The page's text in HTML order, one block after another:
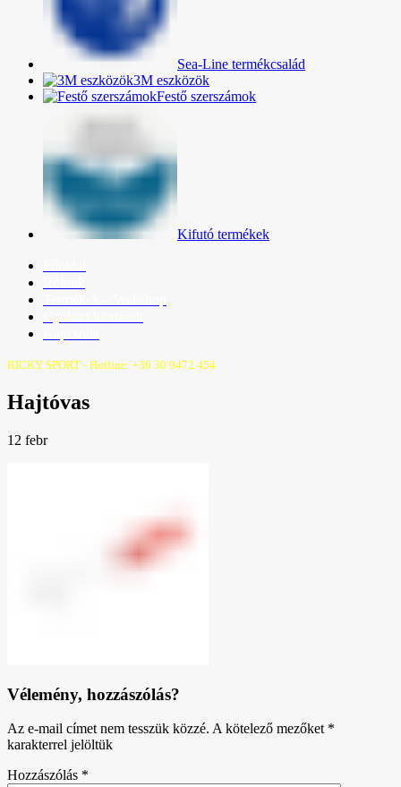
Sea-Line termékcsalád
3M eszközök
Festő szerszámok
Kifutó termékek
RICKY SPORT - Hotline: +36 30 9472 454
Hajtóvas
12 febr
Vélemény, hozzászólás?
Az e-mail címet nem tesszük közzé. A kötelező mezőket *
karakterrel jelöltük
Hozzászólás *